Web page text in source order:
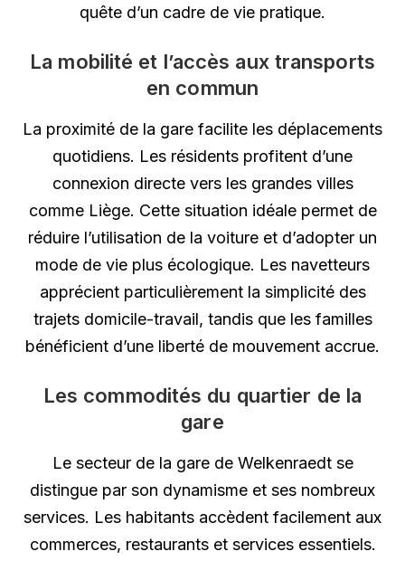
quête d’un cadre de vie pratique.
La mobilité et l’accès aux transports
en commun
La proximité de la gare facilite les déplacements
quotidiens. Les résidents profitent d’une
connexion directe vers les grandes villes
comme Liège. Cette situation idéale permet de
réduire l’utilisation de la voiture et d’adopter un
mode de vie plus écologique. Les navetteurs
apprécient particulièrement la simplicité des
trajets domicile-travail, tandis que les familles
bénéficient d’une liberté de mouvement accrue.
Les commodités du quartier de la
gare
Le secteur de la gare de Welkenraedt se
distingue par son dynamisme et ses nombreux
services. Les habitants accèdent facilement aux
commerces, restaurants et services essentiels.